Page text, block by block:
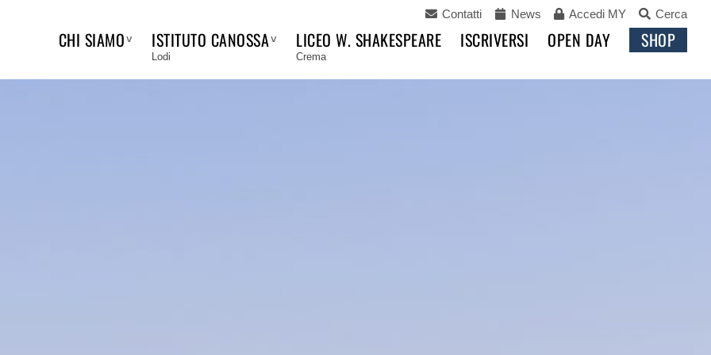
CHI SIAMO ISTITUTO CANOSSA
Lodi
LICEO W. SHAKESPEARE
Crema
ISCRIVERSI OPEN DAY SHOP
Contatti News Accedi MY Cerca